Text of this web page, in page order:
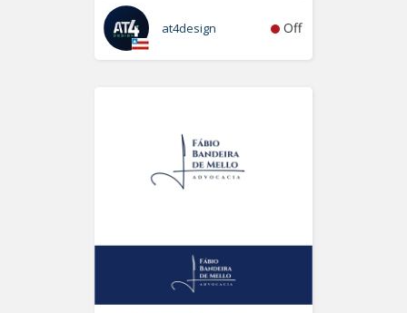
at4design Off